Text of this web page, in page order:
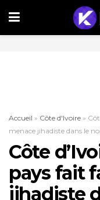
Accueil » Côte d'Ivoire »
menace jihadiste dans le
Côte
pays fait
jihadiste